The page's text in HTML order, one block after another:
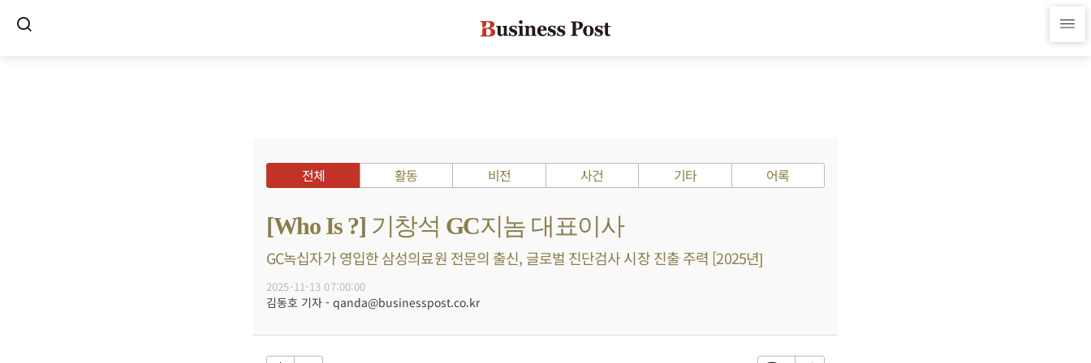
전체 활동 비전 사건 기타 어록
[Who Is ?] 기창석 GC지놈 대표이사
GC녹십자가 영입한 삼성의료원 전문의 출신, 글로벌 진단검사 시장 진출 주력 [2025년]
2025-11-13 07:00:00
김동호 기자 - qanda@businesspost.co.kr